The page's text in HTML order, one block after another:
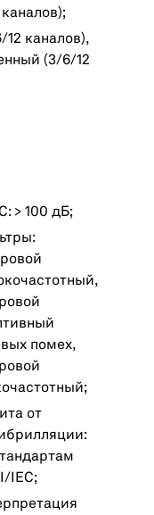
12 каналов),
(3/6/12
> 100 дБ;
помех,
от
IEC;